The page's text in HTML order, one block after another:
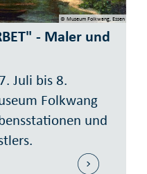
- Maler und
Juli bis 8.
Folk­wang
und
© Museum Folkwang, Essen